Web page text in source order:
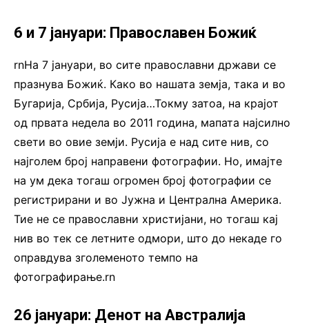
6 и 7 јануари: Православен Божиќ
rnНа 7 јануари, во сите православни држави се
празнува Божиќ. Како во нашата земја, така и во
Бугарија, Србија, Русија…Токму затоа, на крајот
од првата недела во 2011 година, мапата најсилно
свети во овие земји. Русија е над сите нив, со
најголем број направени фотографии. Но, имајте
на ум дека тогаш огромен број фотографии се
регистрирани и во Јужна и Централна Америка.
Тие не се православни христијани, но тогаш кај
нив во тек се летните одмори, што до некаде го
оправдува зголеменото темпо на
фотографирање.rn
26 јануари: Денот на Австралија